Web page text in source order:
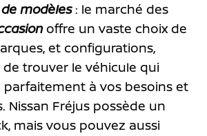
modèles: le marché des
offre un vaste choix de
et configurations,
trouver le véhicule qui
à vos besoins et
Nissan Fréjus possède un
mais vous pouvez aussi